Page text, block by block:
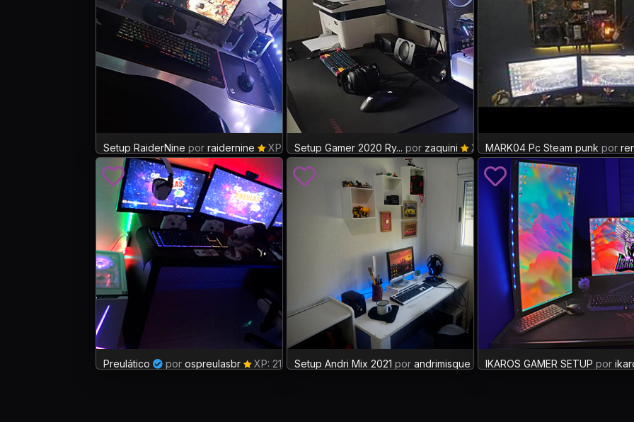
Setup RaiderNine por raidernine XP: 3 Setup Gamer 2020 Ry... por zaquini XP: 3MARK04 Pc Steam punk por
Preulático por ospreulasbr XP: 21 Setup Andri Mix 2021 por andrimisque XP: 6
IKAROS GAMER SETUP por